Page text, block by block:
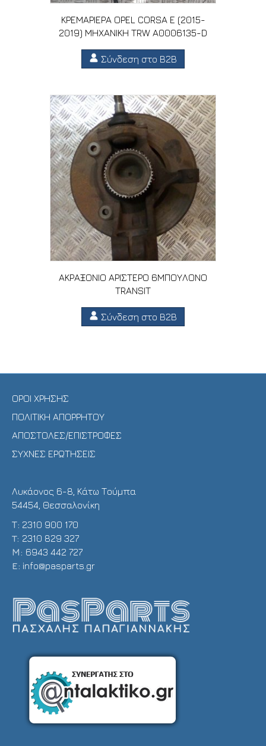
ΚΡΕΜΑΡΙΕΡΑ OPEL CORSA E (2015-
2019) MHXANIKH TRW A0006135-D
Σύνδεση στο B2B
ΑΚΡΑΞΟΝΙΟ ΑΡΙΣΤΕΡΟ 6ΜΠΟΥΛΟΝΟ
TRANSIT
Σύνδεση στο B2B
ΟΡΟΙ ΧΡΗΣΗΣ
ΠΟΛΙΤΙΚΗ ΑΠΟΡΡΗΤΟΥ
ΑΠΟΣΤΟΛΕΣ/ΕΠΙΣΤΡΟΦΕΣ
ΣΥΧΝΕΣ ΕΡΩΤΗΣΕΙΣ
Λυκάονος 6-8, Κάτω Τούμπα
54454, Θεσσαλονίκη
Τ: 2310 900 170
T: 2310 829 327
Μ: 6943 442 727
E: info@pasparts.gr